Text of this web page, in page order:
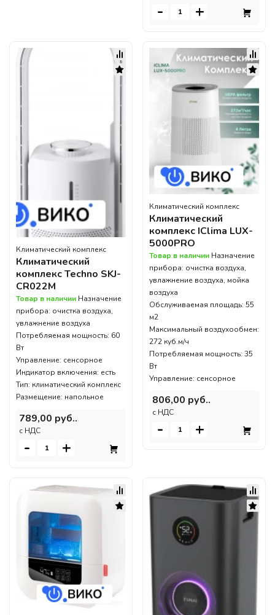
- +
Климатический комплекс
Климатический
комплекс Techno SKJ-
CR022M
Товар в наличии Назначение
прибора: очистка воздуха,
увлажнение воздуха
Потребляемая мощность: 60
Вт
Управление: сенсорное
Индикатор включения: есть
Тип: климатический комплекс
Размещение: напольное
789,00 руб..
c НДС
- +
Климатический комплекс
Климатический
комплекс IClima LUX-
5000PRO
Товар в наличии Назначение
прибора: очистка воздуха,
увлажнение воздуха, мойка
воздуха
Обслуживаемая площадь: 55
м2
Максимальный воздухообмен:
272 куб.м/ч
Потребляемая мощность: 35
Вт
Управление: сенсорное
806,00 руб..
c НДС
- +